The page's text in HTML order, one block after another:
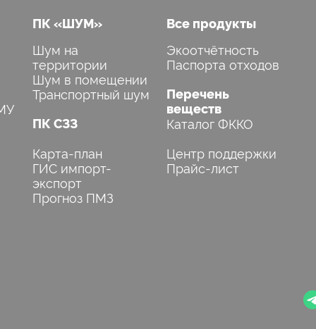
ПК «ШУМ»
Шум на
территории
Шум в помещении
Транспортный шум
ПК СЗЗ
Карта-план
ГИС импорт-
экспорт
Прогноз ПМЗ
Все продукты
Экоотчётность
Паспорта отходов
Перечень
веществ
Каталог ФККО
Центр поддержки
Прайс-лист